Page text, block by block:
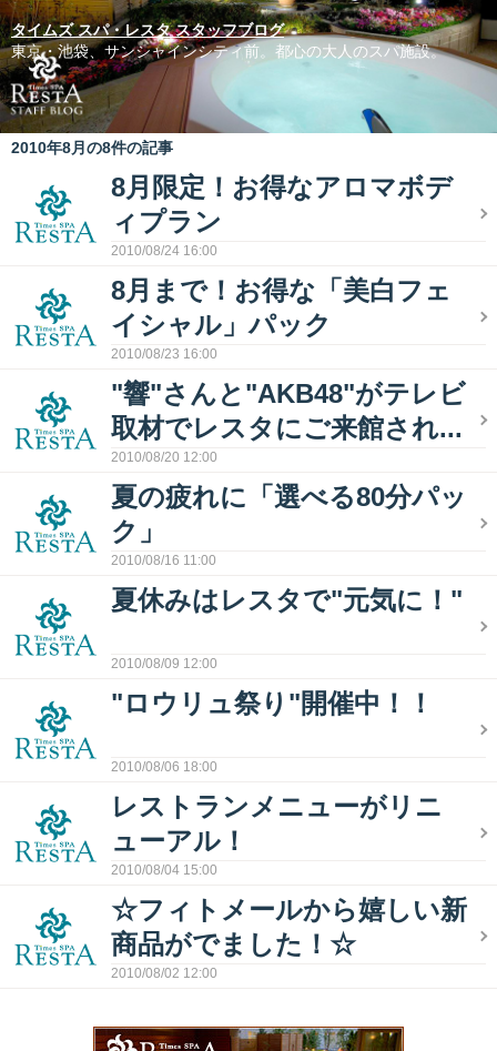
タイムズ スパ・レスタ スタッフブログ
東京・池袋、サンシャインシティ前。都心の大人のスパ施設。
2010年8月の8件の記事
8月限定！お得なアロマボデ
ィプラン
2010/08/24 16:00
8月まで！お得な「美白フェ
イシャル」パック
2010/08/23 16:00
"響"さんと"AKB48"がテレビ
取材でレスタにご来館され...
2010/08/20 12:00
夏の疲れに「選べる80分パッ
ク」
2010/08/16 11:00
夏休みはレスタで"元気に！"
2010/08/09 12:00
"ロウリュ祭り"開催中！！
2010/08/06 18:00
レストランメニューがリニ
ューアル！
2010/08/04 15:00
☆フィトメールから嬉しい新
商品がでました！☆
2010/08/02 12:00